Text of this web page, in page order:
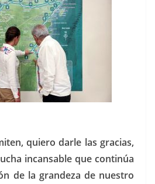
quiero darle las gracias,
incansable que continúa
de la grandeza de nuestro